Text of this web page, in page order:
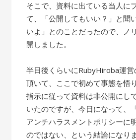
そこで、資料に出ている当人に
て、「公開してもいい？」と聞
いよ」とのことだったので、ノ
開しました。
半日後くらいにRubyHiroba運
頂いて、ここで初めて事態を悟
指示に従って資料は非公開にし
いたのですが、今日になって、
アンチハラスメントポリシーに
のではない、という結論になり